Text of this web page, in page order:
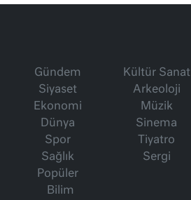
Gündem
Siyaset
Ekonomi
Dünya
Spor
Sağlık
Popüler
Bilim
Kültür Sanat
Arkeoloji
Müzik
Sinema
Tiyatro
Sergi